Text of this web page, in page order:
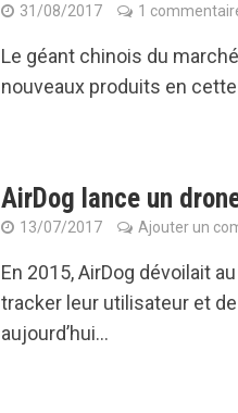
31/08/2017 1
Le géant chinois du
nouveaux produits en cette
AirDog lance un
13/07/2017 Ajouter un
En 2015, AirDog dévoilait
tracker leur utilisateur et
aujourd’hui...